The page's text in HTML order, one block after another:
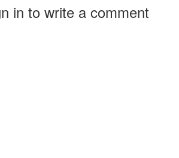
in to write a comment